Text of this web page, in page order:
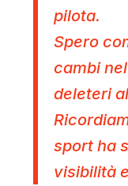
pilota.
Spero
cambi
deleteri
sport ha
visibilità